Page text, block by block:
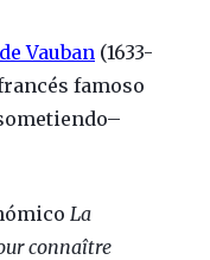
Vauban (1633-
famoso
La
connaître